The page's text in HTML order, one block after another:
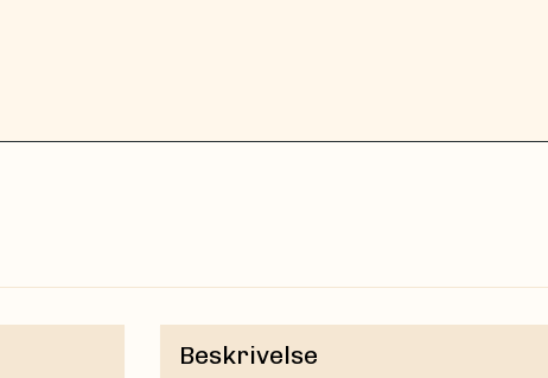
Beskrivelse